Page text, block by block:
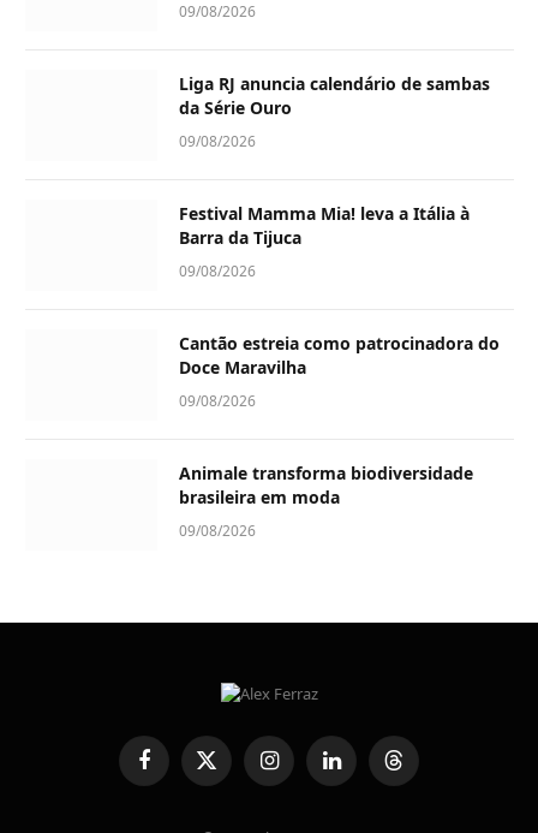
09/08/2026
Liga RJ anuncia calendário de sambas
da Série Ouro
09/08/2026
Festival Mamma Mia! leva a Itália à
Barra da Tijuca
09/08/2026
Cantão estreia como patrocinadora do
Doce Maravilha
09/08/2026
Animale transforma biodiversidade
brasileira em moda
09/08/2026
FacebookX
(Twitter)
InstagramLinkedInThreads